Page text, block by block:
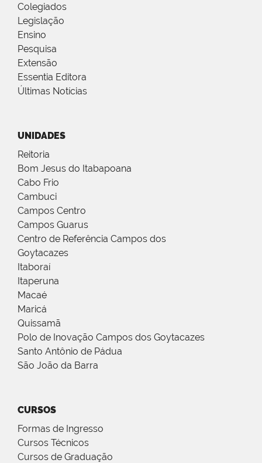
Colegiados
Legislação
Ensino
Pesquisa
Extensão
Essentia Editora
Últimas Notícias
UNIDADES
Reitoria
Bom Jesus do Itabapoana
Cabo Frio
Cambuci
Campos Centro
Campos Guarus
Centro de Referência Campos dos
Goytacazes
Itaboraí
Itaperuna
Macaé
Maricá
Quissamã
Polo de Inovação Campos dos Goytacazes
Santo Antônio de Pádua
São João da Barra
CURSOS
Formas de Ingresso
Cursos Técnicos
Cursos de Graduação